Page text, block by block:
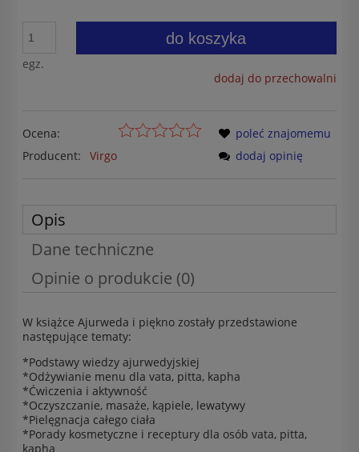
egz.
do koszyka
dodaj do przechowalni
Ocena:
Producent:
Virgo
poleć znajomemu
dodaj opinię
Opis
Dane techniczne
Opinie o produkcie (0)
W książce Ajurweda i piękno zostały przedstawione
następujące tematy:
*Podstawy wiedzy ajurwedyjskiej
*Odżywianie menu dla vata, pitta, kapha
*Ćwiczenia i aktywność
*Oczyszczanie, masaże, kąpiele, lewatywy
*Pielęgnacja całego ciała
*Porady kosmetyczne i receptury dla osób vata, pitta,
kapha